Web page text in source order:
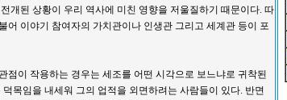
개된 상황이 우리 역사에 미친 영향을 저울질하기 때문이다. 따
어 이야기 참여자의 가치관이나 인생관 그리고 세계관 등이 포
점이 작용하는 경우는 세조를 어떤 시각으로 보느냐로 귀착된
목임을 내세워 그의 업적을 외면하려는 사람들이 있다. 반면